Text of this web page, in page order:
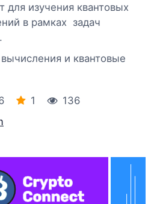
для изучения квантовых
в рамках задач
и квантовые
1
136